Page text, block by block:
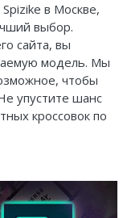
в Москве,
выбор.
сайта, вы
модель. Мы
чтобы
упустите шанс
кроссовок по